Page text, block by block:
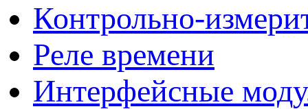
Контрольно-
Реле времени
Интерфейсные